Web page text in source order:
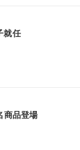
就任
商品登場